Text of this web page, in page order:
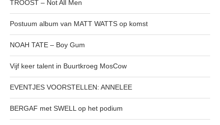
TROOST – Not All Men
Postuum album van MATT WATTS op komst
NOAH TATE – Boy Gum
Vijf keer talent in Buurtkroeg MosCow
EVENTJES VOORSTELLEN: ANNELEE
BERGAF met SWELL op het podium